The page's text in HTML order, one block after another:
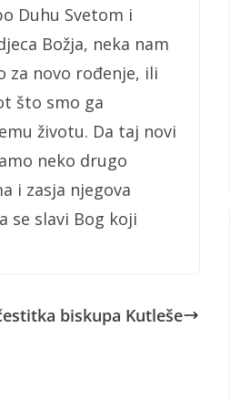
Duhu Svetom i
Božja, neka nam
za novo rođenje, ili
što smo ga
životu. Da taj novi
neko drugo
i zasja njegova
se slavi Bog koji
biskupa Kutleše